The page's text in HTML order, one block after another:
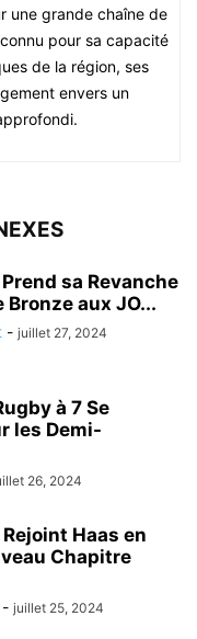
une grande chaîne de
pour sa capacité
de la région, ses
envers un
sa Revanche
Bronze aux JO...
- juillet 27, 2024
à 7 Se
les Demi-
26, 2024
Haas en
Chapitre
- juillet 25, 2024